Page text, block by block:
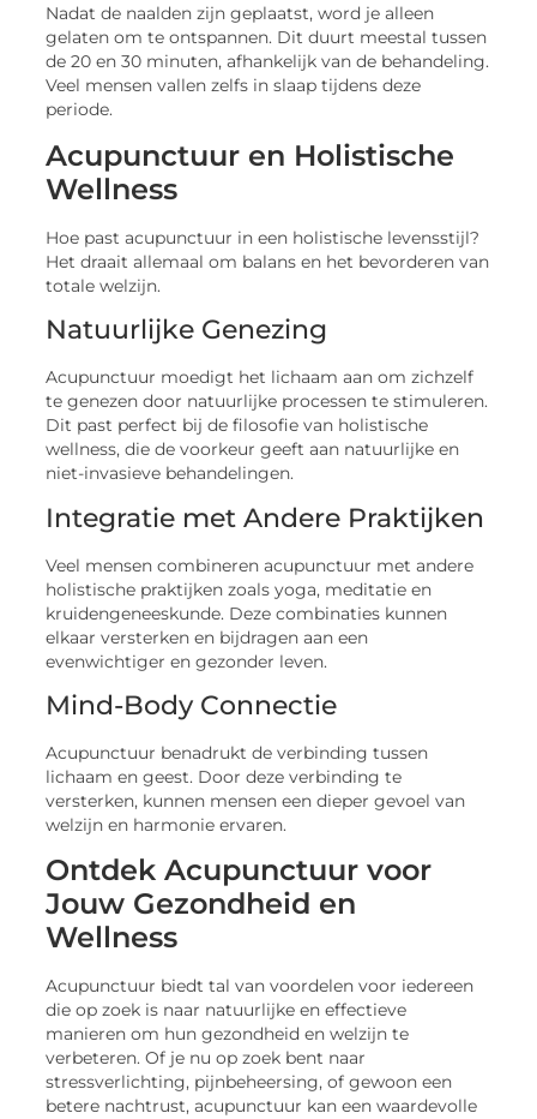
Nadat de naalden zijn geplaatst, word je alleen
gelaten om te ontspannen. Dit duurt meestal tussen
de 20 en 30 minuten, afhankelijk van de behandeling.
Veel mensen vallen zelfs in slaap tijdens deze
periode.
Acupunctuur en Holistische
Wellness
Hoe past acupunctuur in een holistische levensstijl?
Het draait allemaal om balans en het bevorderen van
totale welzijn.
Natuurlijke Genezing
Acupunctuur moedigt het lichaam aan om zichzelf
te genezen door natuurlijke processen te stimuleren.
Dit past perfect bij de filosofie van holistische
wellness, die de voorkeur geeft aan natuurlijke en
niet-invasieve behandelingen.
Integratie met Andere Praktijken
Veel mensen combineren acupunctuur met andere
holistische praktijken zoals yoga, meditatie en
kruidengeneeskunde. Deze combinaties kunnen
elkaar versterken en bijdragen aan een
evenwichtiger en gezonder leven.
Mind-Body Connectie
Acupunctuur benadrukt de verbinding tussen
lichaam en geest. Door deze verbinding te
versterken, kunnen mensen een dieper gevoel van
welzijn en harmonie ervaren.
Ontdek Acupunctuur voor
Jouw Gezondheid en
Wellness
Acupunctuur biedt tal van voordelen voor iedereen
die op zoek is naar natuurlijke en effectieve
manieren om hun gezondheid en welzijn te
verbeteren. Of je nu op zoek bent naar
stressverlichting, pijnbeheersing, of gewoon een
betere nachtrust, acupunctuur kan een waardevolle